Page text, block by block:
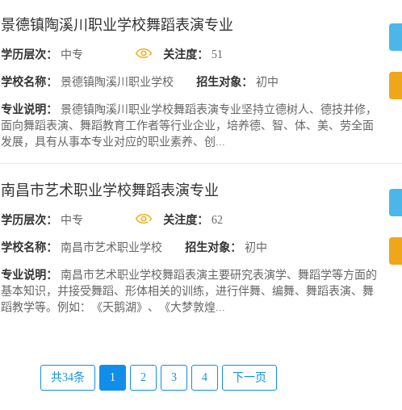
景德镇陶溪川职业学校舞蹈表演专业
学历层次： 中专 关注度： 51
学校名称： 景德镇陶溪川职业学校 招生对象： 初中
专业说明：
景德镇陶溪川职业学校舞蹈表演专业坚持立德树人、德技并修，
面向舞蹈表演、舞蹈教育工作者等行业企业，培养德、智、体、美、劳全面
发展，具有从事本专业对应的职业素养、创...
南昌市艺术职业学校舞蹈表演专业
学历层次： 中专 关注度： 62
学校名称： 南昌市艺术职业学校 招生对象： 初中
专业说明：
南昌市艺术职业学校舞蹈表演主要研究表演学、舞蹈学等方面的
基本知识，并接受舞蹈、形体相关的训练，进行伴舞、编舞、舞蹈表演、舞
蹈教学等。例如：《天鹅湖》、《大梦敦煌...
共34条 1 2 3 4 下一页